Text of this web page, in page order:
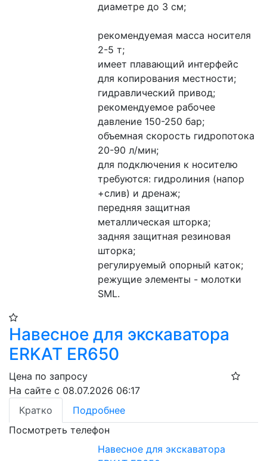
диаметре до 3 см;
рекомендуемая масса носителя
2-5 т;
имеет плавающий интерфейс
для копирования местности;
гидравлический привод;
рекомендуемое рабочее
давление 150-250 бар;
объемная скорость гидропотока
20-90 л/мин;
для подключения к носителю
требуются: гидролиния (напор
+слив) и дренаж;
передняя защитная
металлическая шторка;
задняя защитная резиновая
шторка;
регулируемый опорный каток;
режущие элементы - молотки
SML.
Навесное для экскаватора
ERKAT ER650
Цена по запросу
На сайте с 08.07.2026 06:17
Кратко
Подробнее
Посмотреть телефон
Навесное для экскаватора